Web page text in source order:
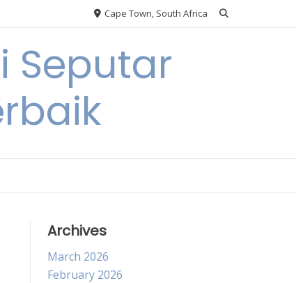
Cape Town, South Africa
Seputar
Archives
March 2026
February 2026